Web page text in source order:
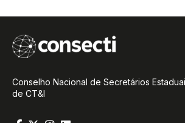
Conselho Nacional de Secretários
de CT&I